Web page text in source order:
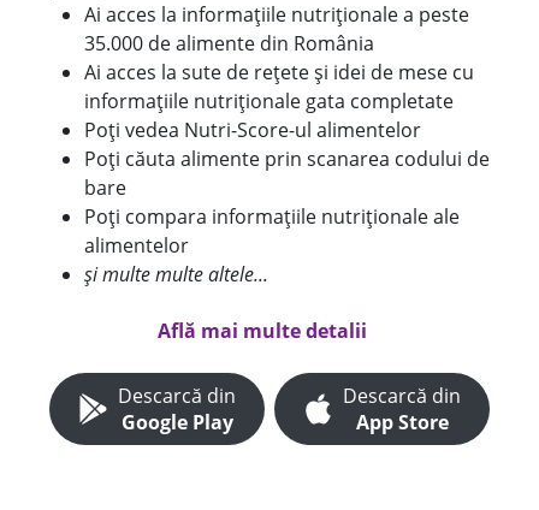
Ai acces la informațiile nutriționale a peste
35.000 de alimente din România
Ai acces la sute de rețete și idei de mese cu
informațiile nutriționale gata completate
Poți vedea Nutri-Score-ul alimentelor
Poți căuta alimente prin scanarea codului de
bare
Poți compara informațiile nutriționale ale
alimentelor
și multe multe altele...
Află mai multe detalii
Descarcă din
Google Play
Descarcă din
App Store